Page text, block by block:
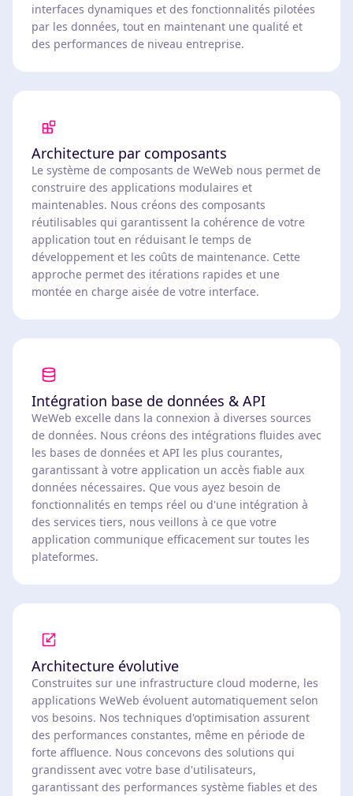
interfaces dynamiques et des fonctionnalités pilotées
par les données, tout en maintenant une qualité et
des performances de niveau entreprise.
Architecture par composants
Le système de composants de WeWeb nous permet de
construire des applications modulaires et
maintenables. Nous créons des composants
réutilisables qui garantissent la cohérence de votre
application tout en réduisant le temps de
développement et les coûts de maintenance. Cette
approche permet des itérations rapides et une
montée en charge aisée de votre interface.
Intégration base de données & API
WeWeb excelle dans la connexion à diverses sources
de données. Nous créons des intégrations fluides avec
les bases de données et API les plus courantes,
garantissant à votre application un accès fiable aux
données nécessaires. Que vous ayez besoin de
fonctionnalités en temps réel ou d'une intégration à
des services tiers, nous veillons à ce que votre
application communique efficacement sur toutes les
plateformes.
Architecture évolutive
Construites sur une infrastructure cloud moderne, les
applications WeWeb évoluent automatiquement selon
vos besoins. Nos techniques d'optimisation assurent
des performances constantes, même en période de
forte affluence. Nous concevons des solutions qui
grandissent avec votre base d'utilisateurs,
garantissant des performances système fiables et des